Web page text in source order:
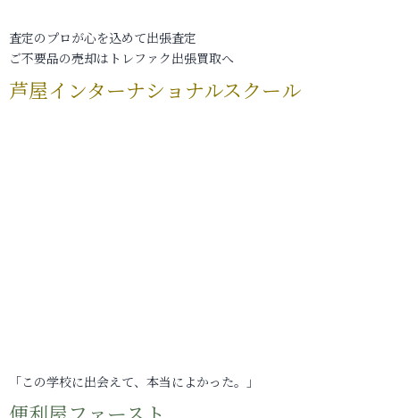
査定のプロが心を込めて出張査定
ご不要品の売却はトレファク出張買取へ
芦屋インターナショナルスクール
「この学校に出会えて、本当によかった。」